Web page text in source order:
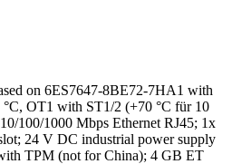
on 6ES7647-8BE72-7HA1 with
OT1 with ST1/2 (+70 °C für 10
100/1000 Mbps Ethernet RJ45; 1x
24 V DC industrial power supply
TPM (not for China); 4 GB ET